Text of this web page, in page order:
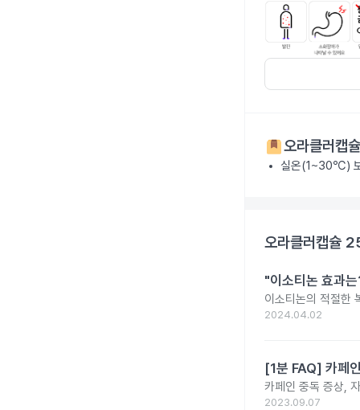
오라클러캡
실온(1~30℃)
오라클러캡슐
"이소티논 효과
이소티논의 적절한
2024.04.02
[1분 FAQ] 카페
카페인 중독 증상,
2023.09.07